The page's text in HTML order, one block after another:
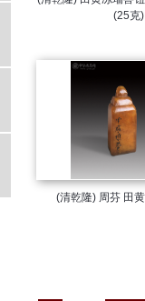
(25克)
(清乾